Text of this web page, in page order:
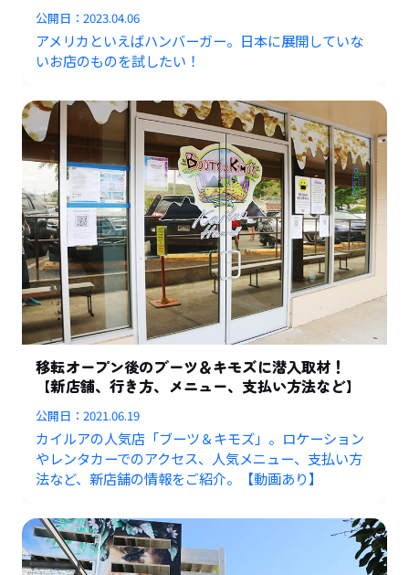
公開日：2023.04.06
アメリカといえばハンバーガー。日本に展開していな
いお店のものを試したい！
移転オープン後のブーツ＆キモズに潜入取材！
【新店舗、行き方、メニュー、支払い方法など】
公開日：2021.06.19
カイルアの人気店「ブーツ＆キモズ」。ロケーション
やレンタカーでのアクセス、人気メニュー、支払い方
法など、新店舗の情報をご紹介。【動画あり】